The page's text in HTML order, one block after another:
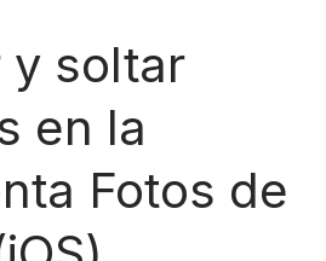
y soltar
en la
Fotos de